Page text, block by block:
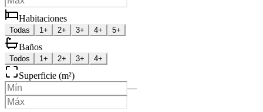
Habitaciones
Todas 1+ 2+ 3+ 4+ 5+
Baños
Todos 1+ 2+ 3+ 4+
Superficie (m²)
—